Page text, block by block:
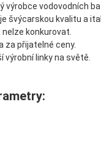
výrobce vodovodních
švýcarskou kvalitu a
konkurovat.
za přijatelné ceny.
výrobní linky na světě.